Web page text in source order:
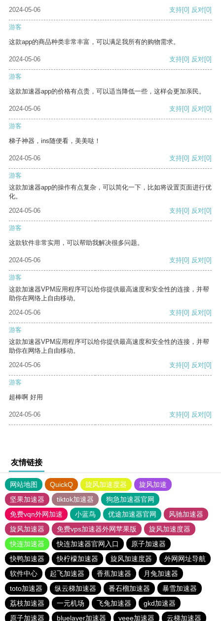
2024-05-06 支持[0] 反对[0]
游客
这款app的商品种类非常丰富，可以满足我所有的购物需求。
2024-05-06 支持[0] 反对[0]
游客
这款加速器app的价格有点贵，可以适当降低一些，这样会更加亲民。
2024-05-06 支持[0] 反对[0]
游客
梯子神器，ins随便看，美美哒！
2024-05-06 支持[0] 反对[0]
游客
这款加速器app的操作有点复杂，可以简化一下，比如将设置页面进行优
化。
2024-05-06
支持[0] 反对[0]
游客
这款软件非常实用，可以帮助我解决很多问题。
2024-05-06 支持[0] 反对[0]
游客
这款加速器VPM应用程序可以给你提供最高速度和安全性的连接，并帮
助你在网络上自由移动。
2024-05-06
支持[0] 反对[0]
游客
这款加速器VPM应用程序可以给你提供最高速度和安全性的连接，并帮
助你在网络上自由移动。
2024-05-06
支持[0] 反对[0]
游客
超棒啊 好用
2024-05-06 支持[0] 反对[0]
友情链接
网站地图 QuickQ 旋风加速度器
旋风加速
坚果加速器
tiktok加速器
狗急加速器官网
免费vqn外网加速
小蓝鸟 优途加速器官网
风驰加速器
旋风加速器
免费vps加速器外网苹果版
旋风加速度器
快连加速器
快连加速器官网入口
原子加速器
快鸭加速器
快柠檬加速器 旋风加速度器
外网网址导航
软件中心
起飞加速器 香蕉加速器
月兔加速器
toto加速器
纵云梯加速器 番石榴加速器
暴雪加速器
荔枝加速器
一元机场 飞兔加速器
gkd加速器
原子加速器
bluelayer加速器 veee加速器 云梯加速器